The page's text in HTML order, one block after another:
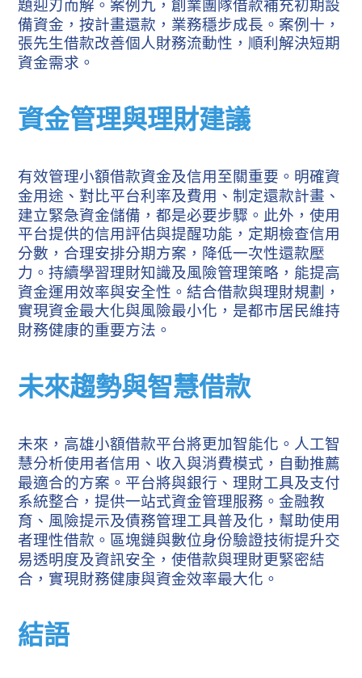
題迎刃而解。案例九，創業團隊借款補充初期設
備資金，按計畫還款，業務穩步成長。案例十，
張先生借款改善個人財務流動性，順利解決短期
資金需求。
資金管理與理財建議
有效管理小額借款資金及信用至關重要。明確資
金用途、對比平台利率及費用、制定還款計畫、
建立緊急資金儲備，都是必要步驟。此外，使用
平台提供的信用評估與提醒功能，定期檢查信用
分數，合理安排分期方案，降低一次性還款壓
力。持續學習理財知識及風險管理策略，能提高
資金運用效率與安全性。結合借款與理財規劃，
實現資金最大化與風險最小化，是都市居民維持
財務健康的重要方法。
未來趨勢與智慧借款
未來，高雄小額借款平台將更加智能化。人工智
慧分析使用者信用、收入與消費模式，自動推薦
最適合的方案。平台將與銀行、理財工具及支付
系統整合，提供一站式資金管理服務。金融教
育、風險提示及債務管理工具普及化，幫助使用
者理性借款。區塊鏈與數位身份驗證技術提升交
易透明度及資訊安全，使借款與理財更緊密結
合，實現財務健康與資金效率最大化。
結語